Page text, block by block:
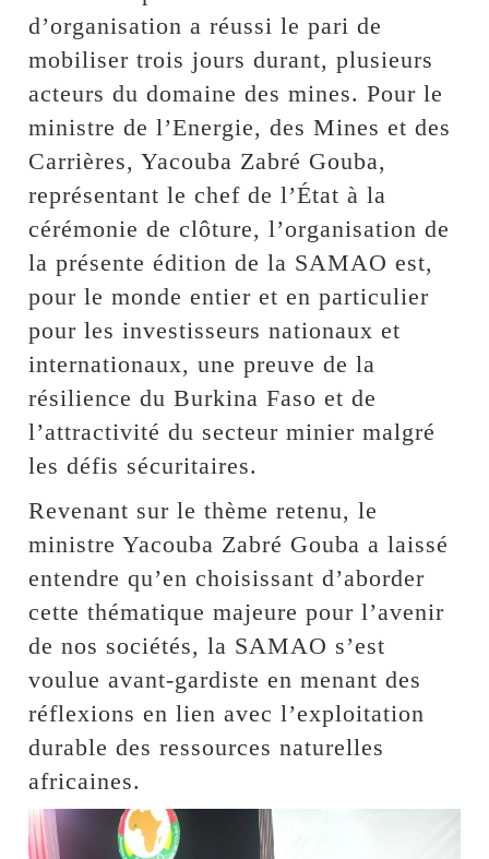
d’organisation a réussi le pari de
mobiliser trois jours durant, plusieurs
acteurs du domaine des mines. Pour le
ministre de l’Energie, des Mines et des
Carrières, Yacouba Zabré Gouba,
représentant le chef de l’État à la
cérémonie de clôture, l’organisation de
la présente édition de la SAMAO est,
pour le monde entier et en particulier
pour les investisseurs nationaux et
internationaux, une preuve de la
résilience du Burkina Faso et de
l’attractivité du secteur minier malgré
les défis sécuritaires.
Revenant sur le thème retenu, le
ministre Yacouba Zabré Gouba a laissé
entendre qu’en choisissant d’aborder
cette thématique majeure pour l’avenir
de nos sociétés, la SAMAO s’est
voulue avant-gardiste en menant des
réflexions en lien avec l’exploitation
durable des ressources naturelles
africaines.